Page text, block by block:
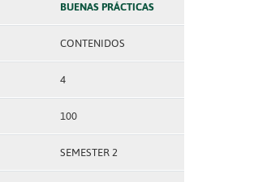
BUENAS PRÁCTICAS
CONTENIDOS
4
100
SEMESTER 2